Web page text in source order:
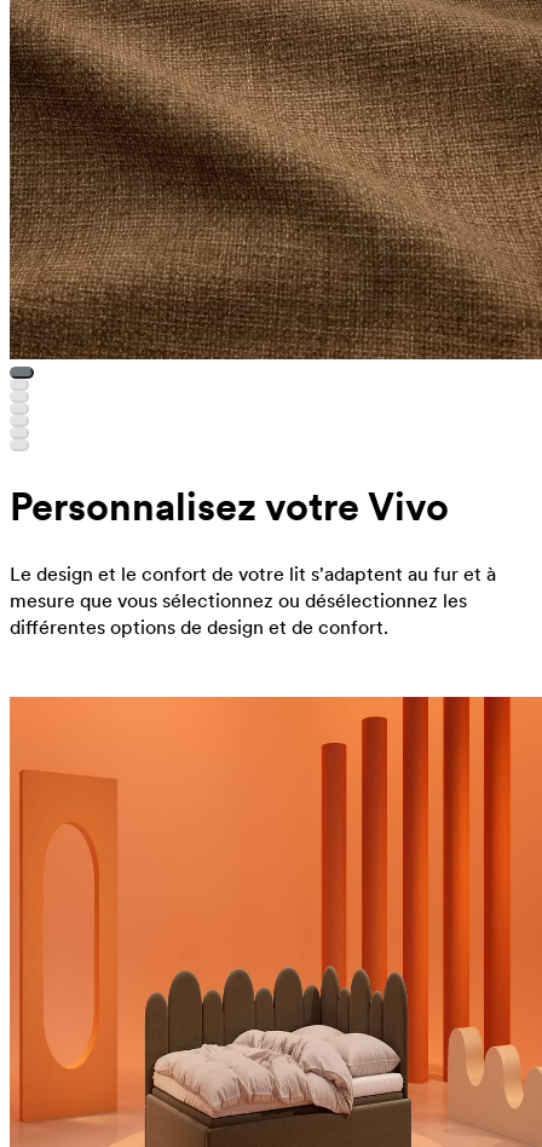
Personnalisez votre Vivo
Le design et le confort de votre lit s'adaptent au fur et à
mesure que vous sélectionnez ou désélectionnez les
différentes options de design et de confort.